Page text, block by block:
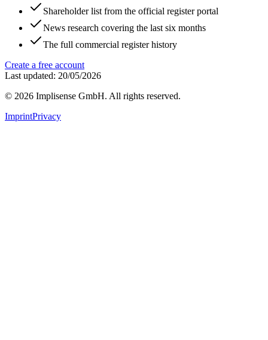
Shareholder list from the official register portal
News research covering the last six months
The full commercial register history
Create a free account
Last updated: 20/05/2026
© 2026 Implisense GmbH. All rights reserved.
ImprintPrivacy